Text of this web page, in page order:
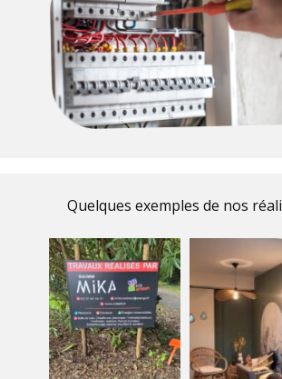
Quelques exemples de nos